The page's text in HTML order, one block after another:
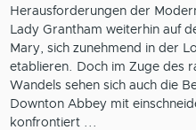
Herausforderungen der
Lady Grantham weiterhin auf
Mary, sich zunehmend in der
etablieren. Doch im Zuge des
Wandels sehen sich auch die
Downton Abbey mit
konfrontiert ...